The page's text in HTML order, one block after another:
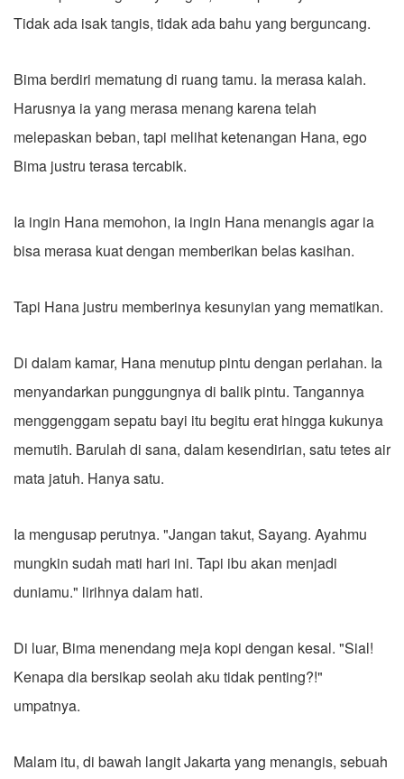
Tidak ada isak tangis, tidak ada bahu yang berguncang.
Bima berdiri mematung di ruang tamu. Ia merasa kalah.
Harusnya ia yang merasa menang karena telah
melepaskan beban, tapi melihat ketenangan Hana, ego
Bima justru terasa tercabik.
Ia ingin Hana memohon, ia ingin Hana menangis agar ia
bisa merasa kuat dengan memberikan belas kasihan.
Tapi Hana justru memberinya kesunyian yang mematikan.
Di dalam kamar, Hana menutup pintu dengan perlahan. Ia
menyandarkan punggungnya di balik pintu. Tangannya
menggenggam sepatu bayi itu begitu erat hingga kukunya
memutih. Barulah di sana, dalam kesendirian, satu tetes air
mata jatuh. Hanya satu.
Ia mengusap perutnya. "Jangan takut, Sayang. Ayahmu
mungkin sudah mati hari ini. Tapi ibu akan menjadi
duniamu." lirihnya dalam hati.
Di luar, Bima menendang meja kopi dengan kesal. "Sial!
Kenapa dia bersikap seolah aku tidak penting?!"
umpatnya.
Malam itu, di bawah langit Jakarta yang menangis, sebuah